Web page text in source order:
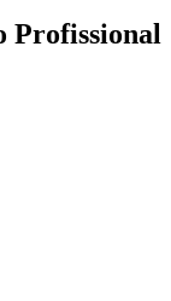
Profissional